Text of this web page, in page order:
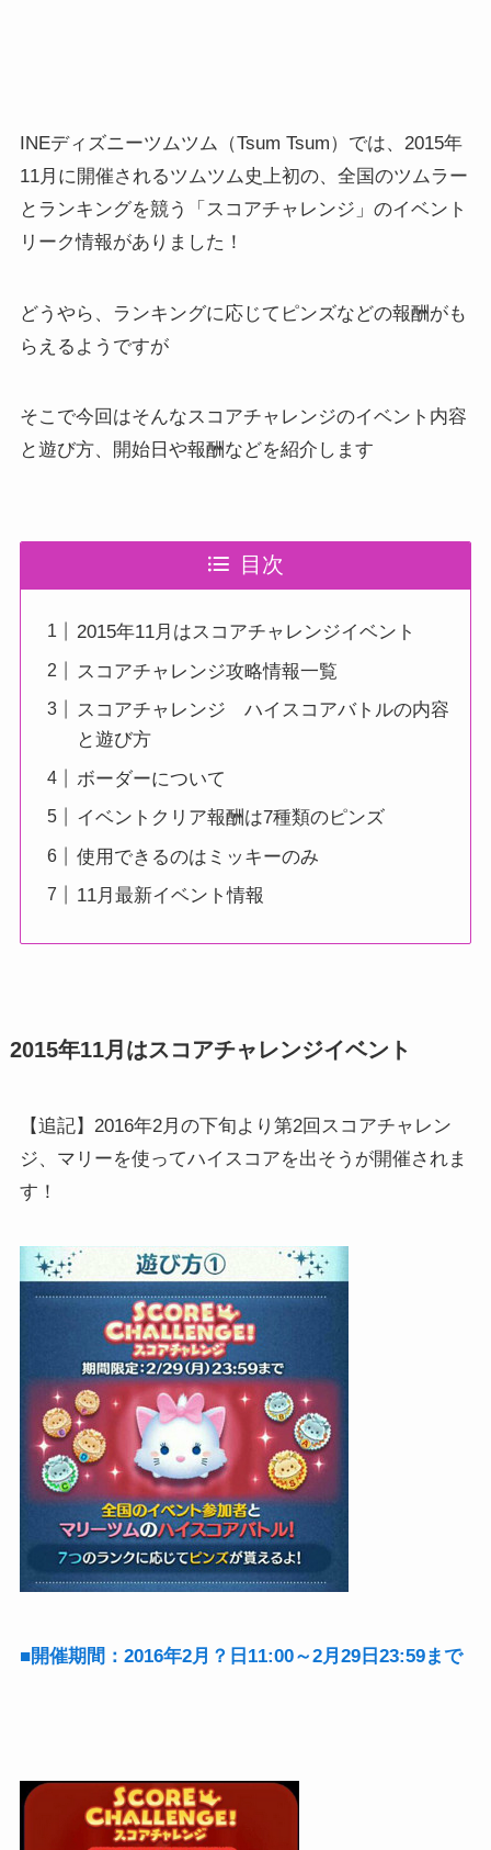
INEディズニーツムツム（Tsum Tsum）では、2015年
11月に開催されるツムツム史上初の、全国のツムラー
とランキングを競う「スコアチャレンジ」のイベント
リーク情報がありました！
どうやら、ランキングに応じてピンズなどの報酬がも
らえるようですが
そこで今回はそんなスコアチャレンジのイベント内容
と遊び方、開始日や報酬などを紹介します
目次
2015年11月はスコアチャレンジイベント
スコアチャレンジ攻略情報一覧
スコアチャレンジ ハイスコアバトルの内容
と遊び方
ボーダーについて
イベントクリア報酬は7種類のピンズ
使用できるのはミッキーのみ
11月最新イベント情報
2015年11月はスコアチャレンジイベント
【追記】2016年2月の下旬より第2回スコアチャレン
ジ、マリーを使ってハイスコアを出そうが開催されま
す！
■開催期間：2016年2月？日11:00～2月29日23:59まで